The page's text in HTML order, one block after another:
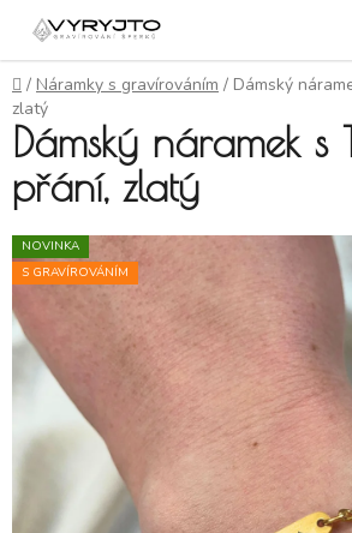
Přejít na obsah
Domů
/ Náramky s gravírováním / Dámský
zlatý
Dámský náramek s
přání, zlatý
NOVINKA
S GRAVÍROVÁNÍM